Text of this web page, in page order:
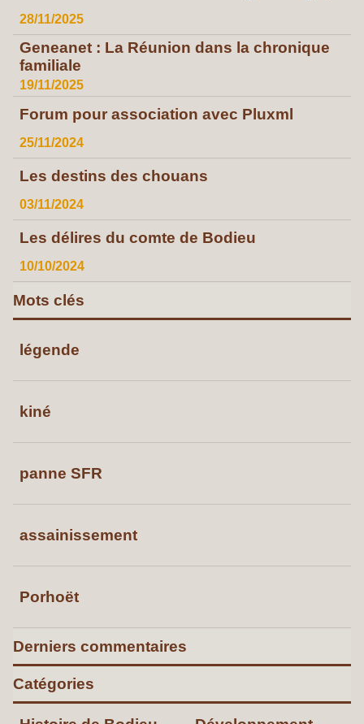
28/11/2025
Geneanet : La Réunion dans la chronique
familiale
19/11/2025
Forum pour association avec Pluxml
25/11/2024
Les destins des chouans
03/11/2024
Les délires du comte de Bodieu
10/10/2024
Mots clés
légende
kiné
panne SFR
assainissement
Porhoët
Derniers commentaires
Catégories